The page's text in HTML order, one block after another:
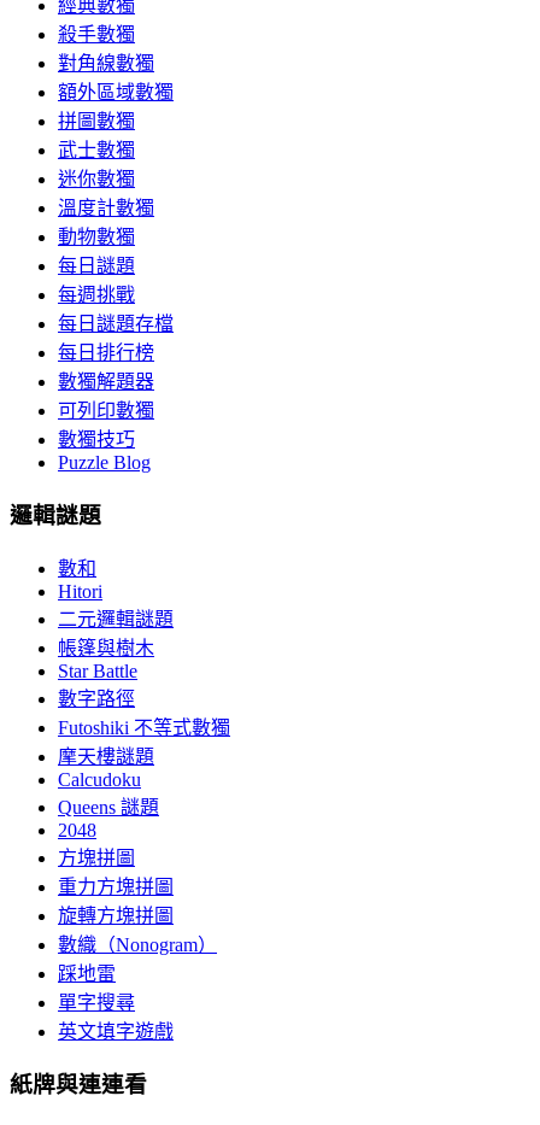
經典數獨
殺手數獨
對角線數獨
額外區域數獨
拼圖數獨
武士數獨
迷你數獨
溫度計數獨
動物數獨
每日謎題
每週挑戰
每日謎題存檔
每日排行榜
數獨解題器
可列印數獨
數獨技巧
Puzzle Blog
邏輯謎題
數和
Hitori
二元邏輯謎題
帳篷與樹木
Star Battle
數字路徑
Futoshiki 不等式數獨
摩天樓謎題
Calcudoku
Queens 謎題
2048
方塊拼圖
重力方塊拼圖
旋轉方塊拼圖
數織（Nonogram）
踩地雷
單字搜尋
英文填字遊戲
紙牌與連連看